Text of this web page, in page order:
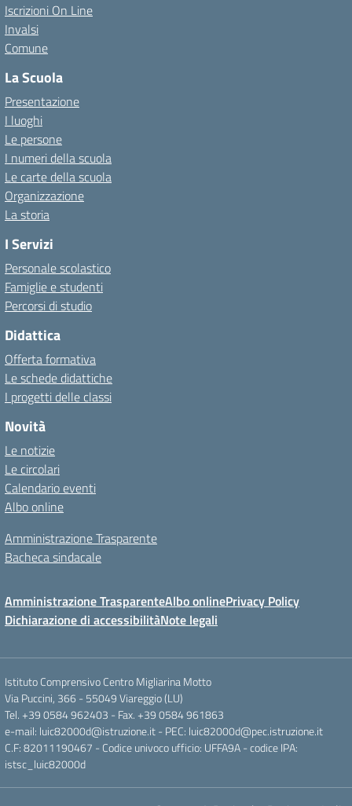
Iscrizioni On Line
Invalsi
Comune
La Scuola
Presentazione
I luoghi
Le persone
I numeri della scuola
Le carte della scuola
Organizzazione
La storia
I Servizi
Personale scolastico
Famiglie e studenti
Percorsi di studio
Didattica
Offerta formativa
Le schede didattiche
I progetti delle classi
Novità
Le notizie
Le circolari
Calendario eventi
Albo online
Amministrazione Trasparente
Bacheca sindacale
Amministrazione TrasparenteAlbo onlinePrivacy Policy
Dichiarazione di accessibilitàNote legali
Istituto Comprensivo Centro Migliarina Motto
Via Puccini, 366 - 55049 Viareggio (LU)
Tel. +39 0584 962403 - Fax. +39 0584 961863
e-mail: luic82000d@istruzione.it - PEC: luic82000d@pec.istruzione.it
C.F: 82011190467 - Codice univoco ufficio: UFFA9A - codice IPA:
istsc_luic82000d